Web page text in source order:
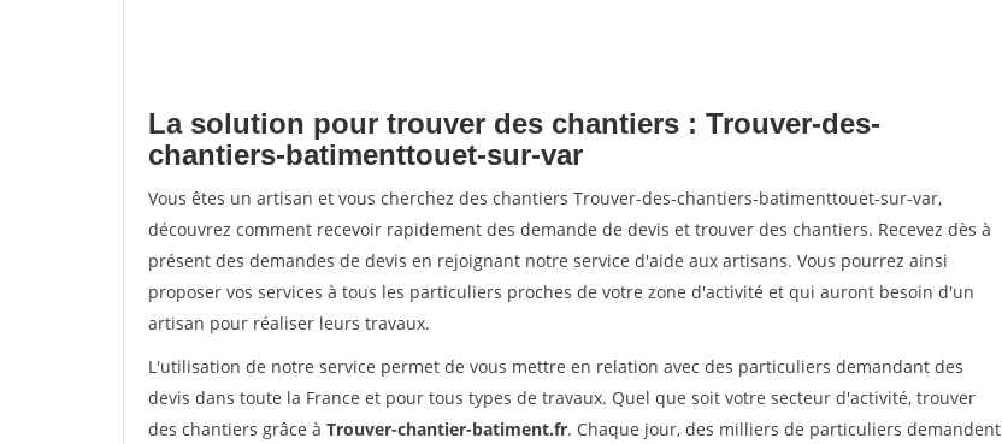
La solution pour trouver des chantiers : Trouver-des-
chantiers-batimenttouet-sur-var
Vous êtes un artisan et vous cherchez des chantiers Trouver-des-chantiers-batimenttouet-sur-var,
découvrez comment recevoir rapidement des demande de devis et trouver des chantiers. Recevez dès à
présent des demandes de devis en rejoignant notre service d'aide aux artisans. Vous pourrez ainsi
proposer vos services à tous les particuliers proches de votre zone d'activité et qui auront besoin d'un
artisan pour réaliser leurs travaux.
L'utilisation de notre service permet de vous mettre en relation avec des particuliers demandant des
devis dans toute la France et pour tous types de travaux. Quel que soit votre secteur d'activité, trouver
des chantiers grâce à Trouver-chantier-batiment.fr. Chaque jour, des milliers de particuliers demandent